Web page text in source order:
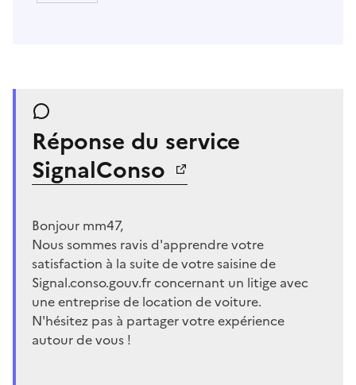
Réponse du service
SignalConso
Bonjour mm47,
Nous sommes ravis d'apprendre votre
satisfaction à la suite de votre saisine de
Signal.conso.gouv.fr concernant un litige avec
une entreprise de location de voiture.
N'hésitez pas à partager votre expérience
autour de vous !